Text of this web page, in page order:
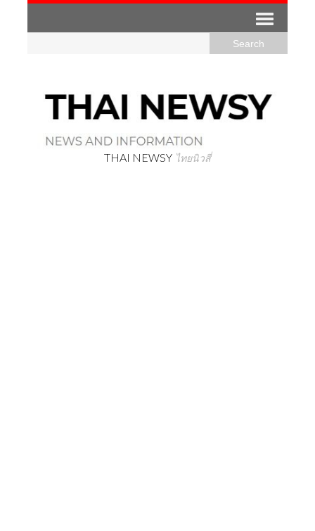
THAI NEWSY ไทยนิวสี่